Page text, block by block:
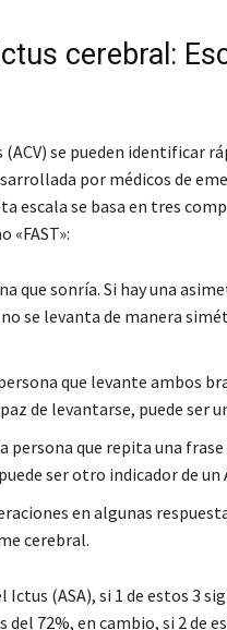
cerebral:
se pueden identificar
por médicos de
escala se basa en tres
«FAST»:
que sonría. Si hay una
se levanta de manera
que levante ambos
de levantarse, puede ser
persona que repita una
ser otro indicador de un
en algunas
cerebral.
Ictus (ASA), si 1 de estos 3
72%, en cambio, si 2 de